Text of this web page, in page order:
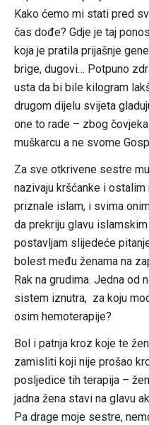
Kako ćemo mi stati pred
čas dođe? Gdje je taj
koja je pratila prijašnje
brige, dugovi… Potpuno
usta da bi bile kilogram
drugom dijelu svijeta
one to rade – zbog
muškarcu a ne svome
Za sve otkrivene sestre
nazivaju kršćanke i
priznale islam, i svima
da prekriju glavu
postavljam slijedeće
bolest među ženama na
Rak na grudima. Jedna od
sistem iznutra, za koju
osim hemoterapije?
Bol i patnja kroz koje te
zamisliti koji nije prošao
posljedice tih terapija –
jadna žena stavi na glavu
Pa drage moje sestre,